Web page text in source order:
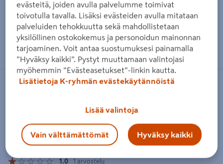
Zoomaa kuvaa sormilla kosketusnäytöllä
Asennustyökalu Micro-Drip-System
Tuotenumero:502513738 EAN-koodi : 4078500058681
1.0 1 arvostelu
evästeitä, joiden avulla palvelumme toimivat
toivotulla tavalla. Lisäksi evästeiden avulla mitataan
palveluiden tehokkuutta sekä mahdollistetaan
yksilöllinen ostokokemus ja personoidun mainonnan
tarjoaminen. Voit antaa suostumuksesi painamalla
”Hyväksy kaikki”. Pystyt muuttamaan valintojasi
myöhemmin ”Evästeasetukset”-linkin kautta.
Lisätietoja K-ryhmän evästekäytännöistä
Lisää valintoja
Vain välttämättömät Hyväksy kaikki